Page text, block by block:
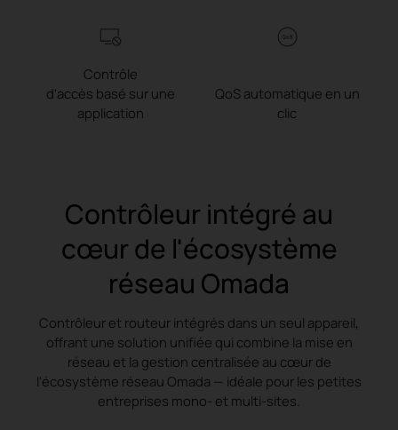
Contrôle
d'accès basé sur une
application
QoS automatique en un
clic
Contrôleur intégré au
cœur de l'écosystème
réseau Omada
Contrôleur et routeur intégrés dans un seul appareil,
offrant une solution unifiée qui combine la mise en
réseau et la gestion centralisée au cœur de
l'écosystème réseau Omada — idéale pour les petites
entreprises mono- et multi-sites.